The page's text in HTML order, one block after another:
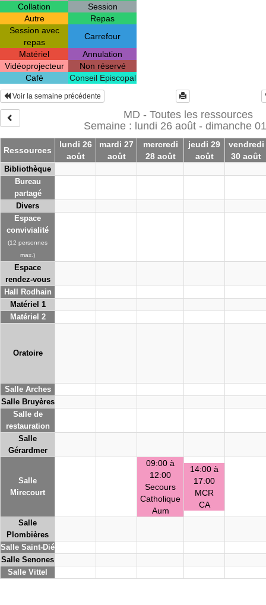
Collation
Session
Autre
Repas
Session avec
repas
Carrefour
Matériel
Annulation
Vidéoprojecteur
Non réservé
Café
Conseil Episcopal
Voir la semaine précédente
MD - Toutes les ressources
Semaine : lundi 26 août - dimanche
Ressources
lundi 26
août
mardi 27
août
mercredi
28 août
jeudi 29
août
vendredi
30 août
Bibliothèque
Bureau
partagé
Divers
Espace
convivialité
(12 personnes
max.)
Espace
rendez-vous
Hall Rodhain
Matériel 1
Matériel 2
Oratoire
Salle Arches
Salle Bruyères
Salle de
restauration
Salle
Gérardmer
Salle
Mirecourt
09:00 à
12:00
Secours
Catholique
Aum
14:00 à
17:00
MCR
CA
Salle
Plombières
Salle Saint-Dié
Salle Senones
Salle Vittel